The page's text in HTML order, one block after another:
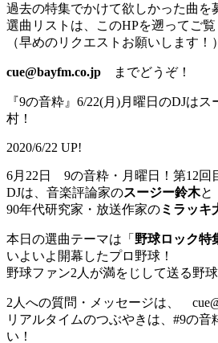
過去の特集でかけて欲しかった曲を
選曲リストは、このHPを遡ってご覧
（早めのリクエストお願いします！）
cue@bayfm.co.jp までどうぞ！
『9の音粋』6/22(月)月曜日のDJは
村！
2020/6/22 UP!
6月22日 9の音粋・月曜日！第12回
DJは、音楽評論家のスージー鈴木と
90年代研究家・放送作家のミラッキ
本日の選曲テーマは「 野球ロック特
いよいよ開幕したプロ野球！
野球ファン2人が満をじして送る野
2人への質問・メッセージは、
リアルタイムのつぶやきは、#9の
い！